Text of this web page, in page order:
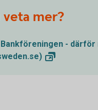
veta mer?
-